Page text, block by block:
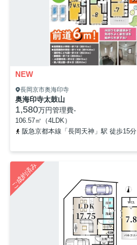
NEW
長岡京市奥海印寺
奥海印寺太鼓山
1,580万円管理費-
106.57㎡（4LDK）
阪急京都本線「長岡天神」駅 徒歩15分
ご成約済み